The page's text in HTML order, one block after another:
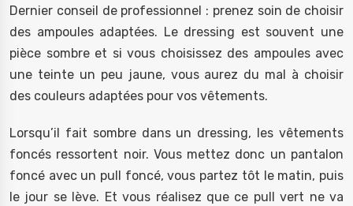
Dernier conseil de professionnel : prenez soin de choisir
des ampoules adaptées. Le dressing est souvent une
pièce sombre et si vous choisissez des ampoules avec
une teinte un peu jaune, vous aurez du mal à choisir
des couleurs adaptées pour vos vêtements.
Lorsqu’il fait sombre dans un dressing, les vêtements
foncés ressortent noir. Vous mettez donc un pantalon
foncé avec un pull foncé, vous partez tôt le matin, puis
le jour se lève. Et vous réalisez que ce pull vert ne va